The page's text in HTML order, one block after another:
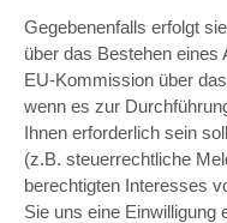
Gegebenenfalls erfolgt
über das Bestehen
EU-Kommission über
wenn es zur
Ihnen erforderlich sein
(z.B. steuerrechtliche
berechtigten Interesses
Sie uns eine Einwilligung